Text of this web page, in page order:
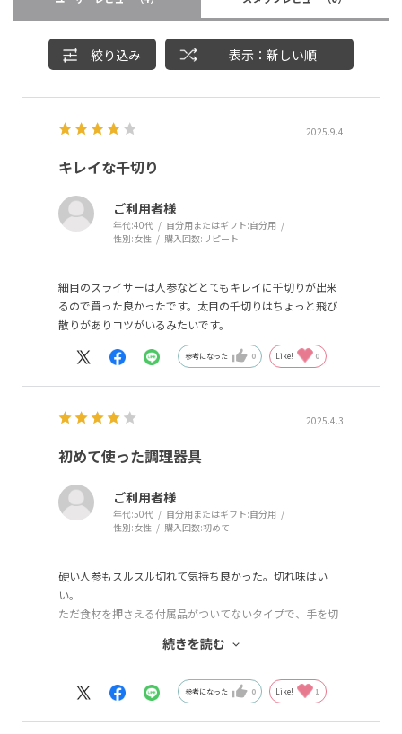
絞り込み 表示：新しい順
2025.9.4
キレイな千切り
ご利用者様
年代:40代 自分用またはギフト:自分用
性別:女性 購入回数: リピート
細目のスライサーは人参などとてもキレイに千切りが出来
るので買った良かったです。太目の千切りはちょっと飛び
散りがありコツがいるみたいです。
参考になった 0 Like! 0
2025.4.3
初めて使った調理器具
ご利用者様
年代:50代 自分用またはギフト:自分用
性別:女性 購入回数:初めて
硬い人参もスルスル切れて気持ち良かった。切れ味はい
い。
ただ食材を押さえる付属品がついてないタイプで、手を切
そこまで、深く考えずに注文したのでちょっと失敗した感
続きを読む
参考になった 0 Like! 1